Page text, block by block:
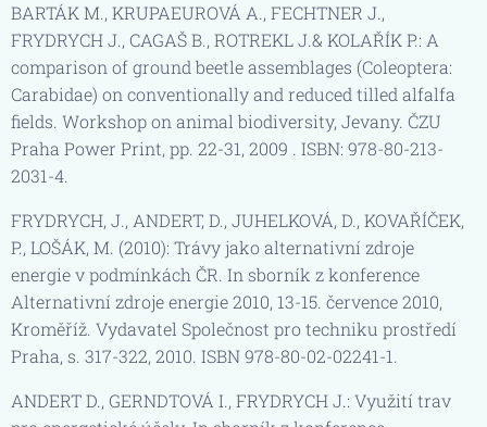
BARTÁK M., KRUPAEUROVÁ A., FECHTNER J.,
FRYDRYCH J., CAGAŠ B., ROTREKL J.& KOLAŘÍK P.: A
comparison of ground beetle assemblages (Coleoptera:
Carabidae) on conventionally and reduced tilled alfalfa
fields. Workshop on animal biodiversity, Jevany. ČZU
Praha Power Print, pp. 22-31, 2009 . ISBN: 978-80-213-
2031-4.
FRYDRYCH, J., ANDERT, D., JUHELKOVÁ, D., KOVAŘÍČEK,
P., LOŠÁK, M. (2010): Trávy jako alternativní zdroje
energie v podmínkách ČR. In sborník z konference
Alternativní zdroje energie 2010, 13-15. července 2010,
Kroměříž. Vydavatel Společnost pro techniku prostředí
Praha, s. 317-322, 2010. ISBN 978-80-02-02241-1.
ANDERT D., GERNDTOVÁ I., FRYDRYCH J.: Využití trav